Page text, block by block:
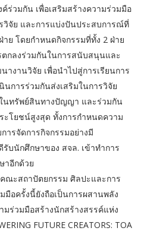
ร่วมกัน เพื่อเสริมสร้างความร่วมมือ
วิจัย และการแบ่งปันประสบการณ์ที่
ย โดยกำหนดกิจกรรมที่ทั้ง 2 ฝ่าย
ตกลงร่วมกันในการสนับสนุนและ
งานวิจัย เพื่อนำไปสู่การเรียนการ
การร่วมกันส่งเสริมในการวิจัย
นทรัพย์สินทางปัญญา และร่วมกัน
โยชน์สูงสุด ทั้งการกำหนดความ
ารจัดการกิจกรรมอย่างมี
บนักศึกษาของ สจล. เข้าทำการ
าอีกด้วย
ณะสถาปัตยกรรม ศิลปะและการ
มือครั้งนี้ยังถือเป็นการผสานพลัง
มร่วมมือสร้างนักสร้างสรรค์แห่ง
FUTURE CREATORS: TOA